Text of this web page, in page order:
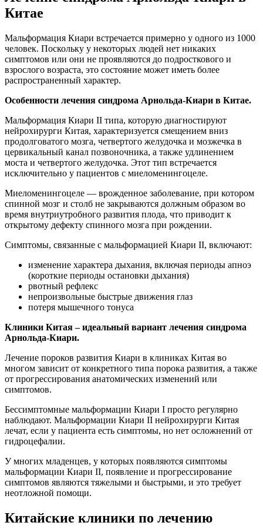
Китае
Мальформация Киари встречается примерно у одного из 1000
человек. Поскольку у некоторых людей нет никаких
симптомов или они не проявляются до подросткового и
взрослого возраста, это состояние может иметь более
распространенный характер.
Особенности лечения синдрома Арнольда-Киари в Китае.
Мальформация Киари II типа, которую диагностируют
нейрохирурги Китая, характеризуется смещением вниз
продолговатого мозга, четвертого желудочка и мозжечка в
цервикальный канал позвоночника, а также удлинением
моста и четвертого желудочка. Этот тип встречается
исключительно у пациентов с миеломенингоцеле.
Миеломенингоцеле — врожденное заболевание, при котором
спинной мозг и столб не закрываются должным образом во
время внутриутробного развития плода, что приводит к
открытому дефекту спинного мозга при рождении.
Симптомы, связанные с мальформацией Киари II, включают:
изменение характера дыхания, включая периоды апноэ
(короткие периоды остановки дыхания)
рвотный рефлекс
непроизвольные быстрые движения глаз
потеря мышечного тонуса
Клиники Китая – идеальный вариант лечения синдрома
Арнольда-Киари.
Лечение пороков развития Киари в клиниках Китая во
многом зависит от конкретного типа порока развития, а также
от прогрессирования анатомических изменений или
симптомов.
Бессимптомные мальформации Киари I просто регулярно
наблюдают. Мальформации Киари II нейрохирурги Китая
лечат, если у пациента есть симптомы, но нет осложнений от
гидроцефалии.
У многих младенцев, у которых появляются симптомы
мальформации Киари II, появление и прогрессирование
симптомов являются тяжелыми и быстрыми, и это требует
неотложной помощи.
Китайские клиники по лечению